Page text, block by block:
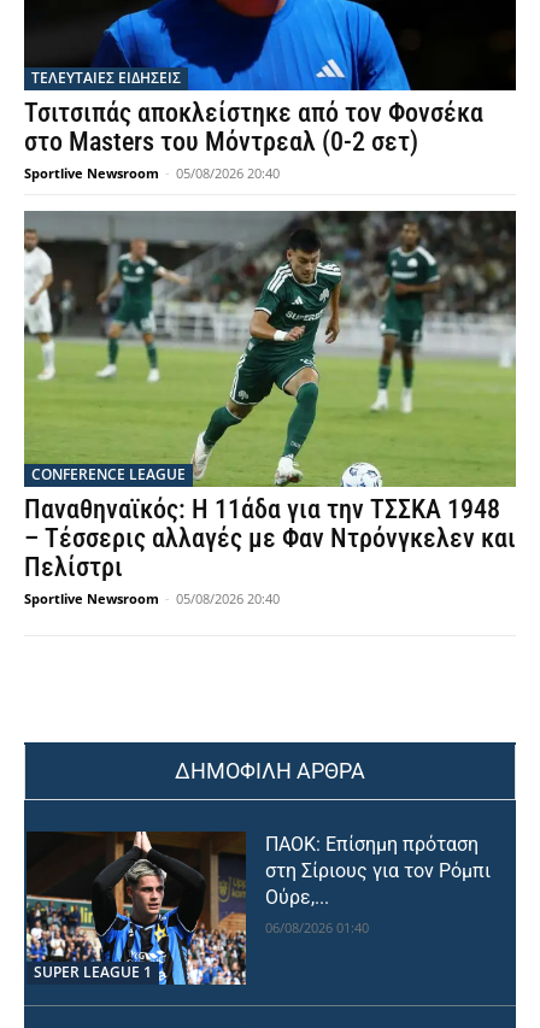
ΤΕΛΕΥΤΑΙΕΣ ΕΙΔΗΣΕΙΣ
Τσιτσιπάς αποκλείστηκε από τον Φονσέκα
στο Masters του Μόντρεαλ (0-2 σετ)
Sportlive Newsroom - 05/08/2026 20:40
CONFERENCE LEAGUE
Παναθηναϊκός: Η 11άδα για την ΤΣΣΚΑ 1948
– Τέσσερις αλλαγές με Φαν Ντρόνγκελεν και
Πελίστρι
Sportlive Newsroom - 05/08/2026 20:40
ΔΗΜΟΦΙΛΗ ΑΡΘΡΑ
SUPER LEAGUE 1
ΠΑΟΚ: Επίσημη πρόταση
στη Σίριους για τον Ρόμπι
Ούρε,...
06/08/2026 01:40